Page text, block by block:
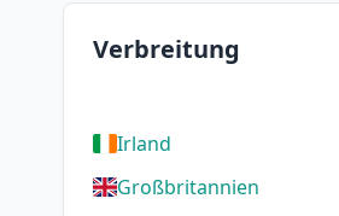
Verbreitung
Irland
Großbritannien